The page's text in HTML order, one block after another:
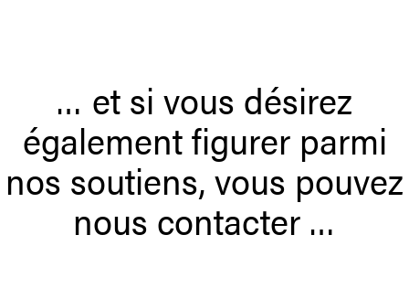
… et si vous désirez
également figurer parmi
nos soutiens, vous pouvez
nous contacter …